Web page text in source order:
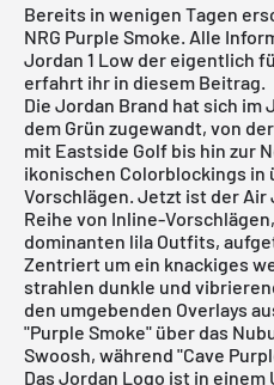
Bereits in wenigen Tagen
NRG Purple Smoke. Alle
Jordan 1 Low der eigentlich
erfahrt ihr in diesem Beitrag.
Die Jordan Brand hat sich
dem Grün zugewandt, von
mit Eastside Golf bis hin zur
ikonischen Colorblockings
Vorschlägen. Jetzt ist der Air
Reihe von Inline-
dominanten lila Outfits,
Zentriert um ein knackiges
strahlen dunkle und
den umgebenden Overlays
"Purple Smoke" über das
Swoosh, während "Cave
Das Jordan Logo ist in